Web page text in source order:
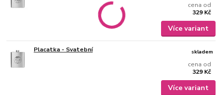
cena od
329 Kč
Více variant
Placatka - Svatební
cena od
329 Kč
skladem
Více variant